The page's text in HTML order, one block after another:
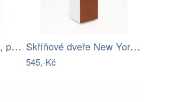
Skříň New York-office, posuvné dveře… Skříňové dveře New York-jednokřídlé-LZ
545,-Kč